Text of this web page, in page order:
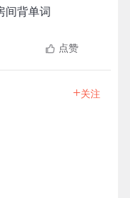
间背单词
点赞
+关注